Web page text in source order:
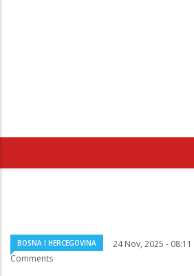
BOSNA I HERCEGOVINA 24 Nov, 2025 - 08:11
Comments